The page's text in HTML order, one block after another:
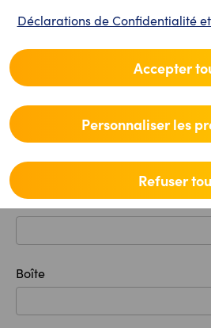
Déclarations de Confidentialité
Accepter
Personnaliser les
Refuser
Numéro
Boîte